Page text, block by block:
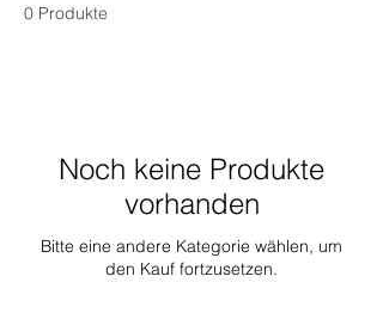
0 Produkte
Noch keine Produkte
vorhanden
Bitte eine andere Kategorie wählen, um
den Kauf fortzusetzen.